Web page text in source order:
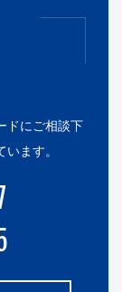
ドにご相談下
ます。